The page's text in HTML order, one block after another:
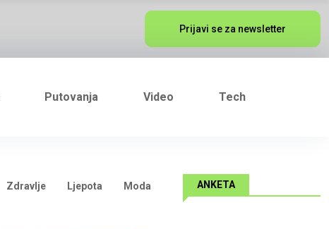
Prijavi se za newsletter
Putovanja Video Tech
Zdravlje Ljepota Moda ANKETA